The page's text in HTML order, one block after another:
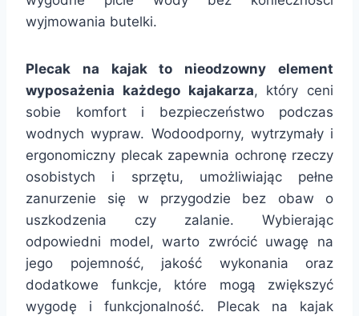
wyjmowania butelki.
Plecak na kajak to nieodzowny element
wyposażenia każdego kajakarza, który ceni
sobie komfort i bezpieczeństwo podczas
wodnych wypraw. Wodoodporny, wytrzymały i
ergonomiczny plecak zapewnia ochronę rzeczy
osobistych i sprzętu, umożliwiając pełne
zanurzenie się w przygodzie bez obaw o
uszkodzenia czy zalanie. Wybierając
odpowiedni model, warto zwrócić uwagę na
jego pojemność, jakość wykonania oraz
dodatkowe funkcje, które mogą zwiększyć
wygodę i funkcjonalność. Plecak na kajak